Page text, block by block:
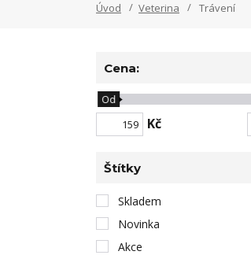
Úvod Veterina Trávení
Cena:
Kč
Od
Štítky
Skladem
Novinka
Akce